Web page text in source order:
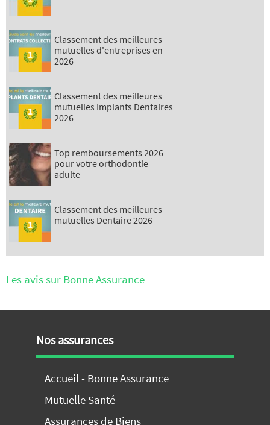
Classement des meilleures
mutuelles d'entreprises en
2026
Classement des meilleures
mutuelles Implants Dentaires
2026
Top remboursements 2026
pour votre orthodontie
adulte
Classement des meilleures
mutuelles Dentaire 2026
Les avis sur Bonne Assurance
Nos assurances
Accueil - Bonne Assurance
Mutuelle Santé
Assurances de Biens